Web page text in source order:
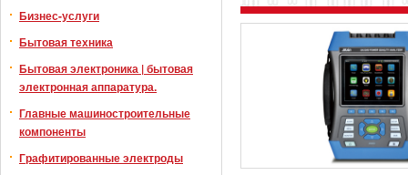
Бизнес-услуги
Бытовая техника
Бытовая электроника | бытовая
электронная аппаратура.
Главные машиностроительные
компоненты
Графитированные электроды